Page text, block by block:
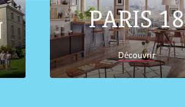
PARIS 18
Découvrir